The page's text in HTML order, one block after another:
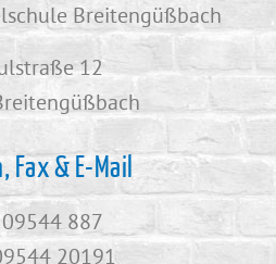
Breitengüßbach
12
Fax & E-Mail
09544 887
20191